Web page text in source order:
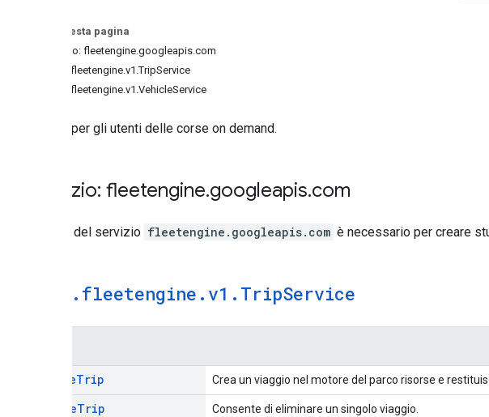
Su questa pagina
Servizio: fleetengine.googleapis.com
maps.fleetengine.v1.TripService
maps.fleetengine.v1.VehicleService
Servizi per gli utenti delle corse on demand.
Servizio: fleetengine.googleapis.com
Il nome del servizio fleetengine.googleapis.com è necessario per creare
. fleetengine . v1 . TripService
CreateTrip Crea un viaggio nel motore del parco risorse e
DeleteTrip Consente di eliminare un singolo viaggio.